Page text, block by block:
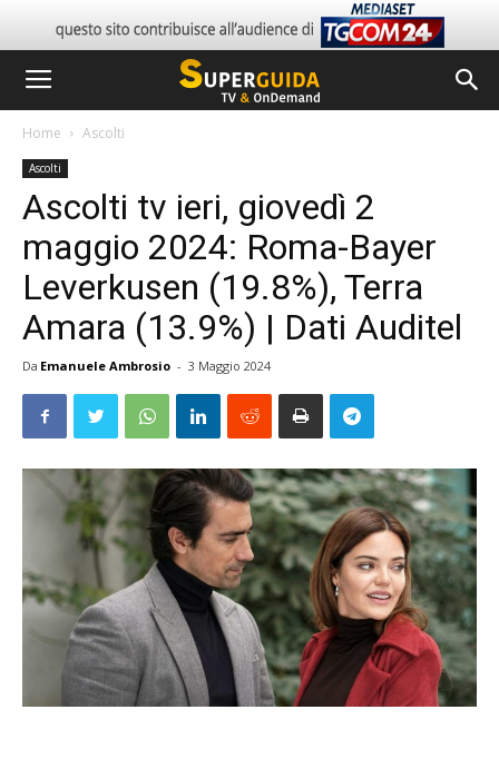
Home Ascolti
Ascolti
Ascolti tv ieri, giovedì 2
maggio 2024: Roma-Bayer
Leverkusen (19.8%), Terra
Amara (13.9%) | Dati Auditel
Da Emanuele Ambrosio - 3 Maggio 2024